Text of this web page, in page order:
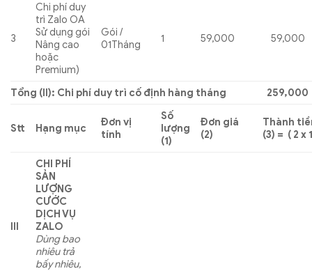
3
Chi phí duy
trì Zalo OA
Sử dụng gói
Nâng cao
hoặc
Premium)
Gói /
01Tháng
1 59,000 59,000
Tổng (II): Chi phí duy trì cố định hàng tháng 259,000
Stt Hạng mục
Đơn vị
tính
Số
lượng
(1)
Đơn giá
(2)
Thành
(3) = ( 2 x
III
CHI PHÍ
SẢN
LƯỢNG
CƯỚC
DỊCH VỤ
ZALO
Dùng bao
nhiêu trả
bấy nhiêu,